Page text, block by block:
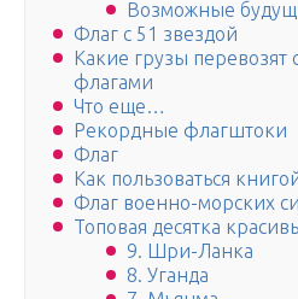
Возможные
Флаг с 51 звездой
Какие грузы перевозят
флагами
Что еще…
Рекордные флагштоки
Флаг
Как пользоваться
Флаг военно-морских
Топовая десятка
9. Шри-Ланка
8. Уганда